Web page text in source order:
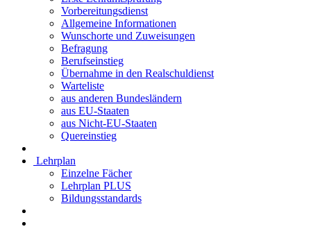
Vorbereitungsdienst
Allgemeine Informationen
Wunschorte und Zuweisungen
Befragung
Berufseinstieg
Übernahme in den Realschuldienst
Warteliste
aus anderen Bundesländern
aus EU-Staaten
aus Nicht-EU-Staaten
Quereinstieg
Lehrplan
Einzelne Fächer
Lehrplan PLUS
Bildungsstandards